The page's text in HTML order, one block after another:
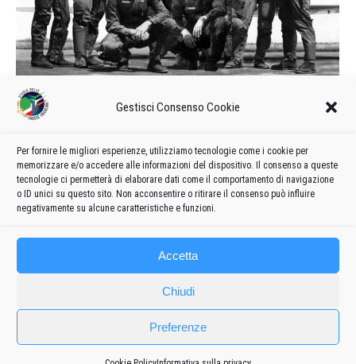
Gestisci Consenso Cookie
Per fornire le migliori esperienze, utilizziamo tecnologie come i cookie per
memorizzare e/o accedere alle informazioni del dispositivo. Il consenso a queste
tecnologie ci permetterà di elaborare dati come il comportamento di navigazione
o ID unici su questo sito. Non acconsentire o ritirare il consenso può influire
negativamente su alcune caratteristiche e funzioni.
Accetta
Chiudi
Preferenze
Calendario delle manifestazioni e
formazione del 1961
1961 admin8235 7 Luglio 2020 Lascia un commento
Formazione e calendario 1961 delle manifestazioni delle
Frecce Tricolori